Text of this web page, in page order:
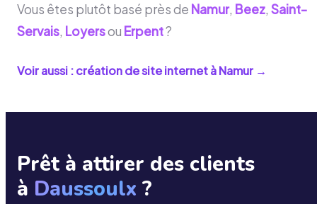
Vous êtes plutôt basé près de Namur, Beez, Saint-
Servais, Loyersou Erpent?
Voir aussi : création de site internet àNamur →
Prêt à attirer des clients
à Daussoulx ?